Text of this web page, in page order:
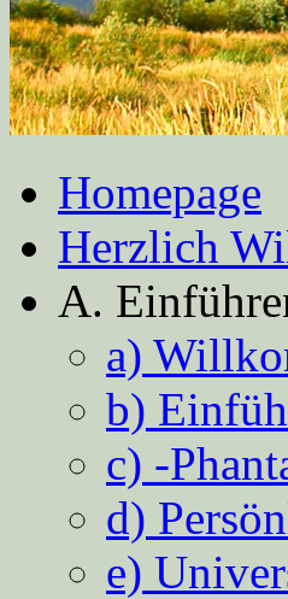
Homepage
Herzlich
A.
a)
b)
c) -
d)
e)